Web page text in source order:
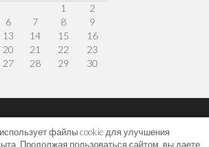
1
2
6 7 8
9
13 14 15
16
20 21 22
23
27 28 29
30
файлы cookie для улучшения
Продолжая пользоваться сайтом, вы даете